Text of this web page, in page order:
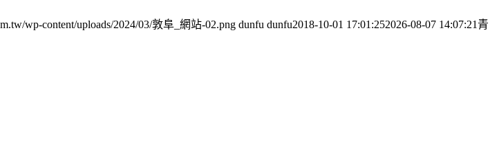
wp-content/uploads/2024/03/敦阜_網站-02.png dunfu dunfu2018-10-01 17:01:252026-08-07 14:07:21 青